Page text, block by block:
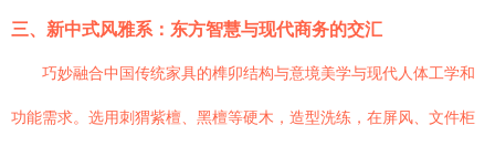
三、新中式风雅系：东方智慧与现代商务的交汇
巧妙融合中国传统家具的榫卯结构与意境美学与现代人体工学和
功能需求。选用刺猬紫檀、黑檀等硬木，造型洗练，在屏风、文件柜